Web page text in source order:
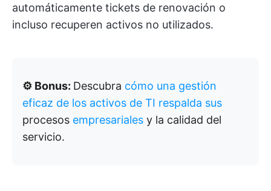
automáticamente tickets de renovación o
incluso recuperen activos no utilizados.
⚙️ Bonus: Descubra cómo una gestión
eficaz de los activos de TI respalda sus
procesos empresariales y la calidad del
servicio.